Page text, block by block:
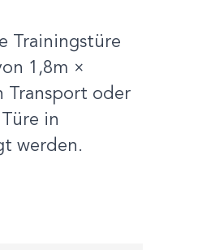
Trainingstüre
1,8m ×
Transport oder
in
werden.